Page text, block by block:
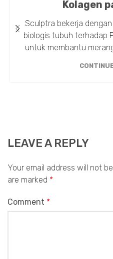
Kolagen
Sculptra bekerja
biologis tubuh terhadap
untuk membantu
LEAVE A REPLY
Your email address will not
are marked *
Comment *